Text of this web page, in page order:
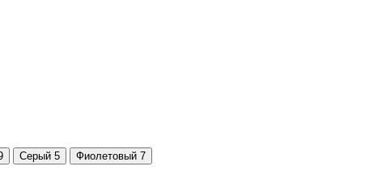
Серый 5 Фиолетовый 7